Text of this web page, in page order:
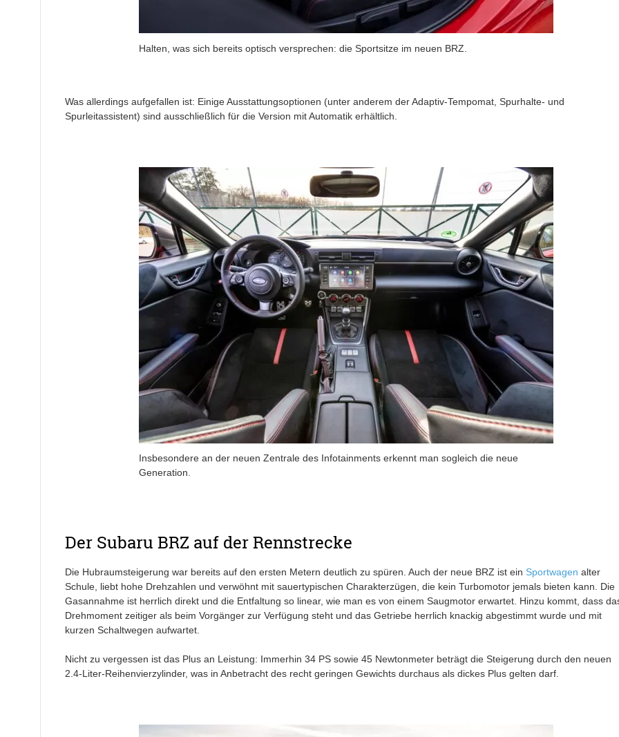
Halten, was sich bereits optisch versprechen: die Sportsitze im neuen BRZ.
Was allerdings aufgefallen ist: Einige Ausstattungsoptionen (unter anderem der Adaptiv-Tempomat, Spurhalte- und
Spurleitassistent) sind ausschließlich für die Version mit Automatik erhältlich.
Insbesondere an der neuen Zentrale des Infotainments erkennt man sogleich die neue
Generation.
Der Subaru BRZ auf der Rennstrecke
Die Hubraumsteigerung war bereits auf den ersten Metern deutlich zu spüren. Auch der neue BRZ ist ein Sportwagen alter
Schule, liebt hohe Drehzahlen und verwöhnt mit sauertypischen Charakterzügen, die kein Turbomotor jemals bieten kann. Die
Gasannahme ist herrlich direkt und die Entfaltung so linear, wie man es von einem Saugmotor erwartet. Hinzu kommt, dass
Drehmoment zeitiger als beim Vorgänger zur Verfügung steht und das Getriebe herrlich knackig abgestimmt wurde und mit
kurzen Schaltwegen aufwartet.
Nicht zu vergessen ist das Plus an Leistung: Immerhin 34 PS sowie 45 Newtonmeter beträgt die Steigerung durch den neuen
2.4-Liter-Reihenvierzylinder, was in Anbetracht des recht geringen Gewichts durchaus als dickes Plus gelten darf.